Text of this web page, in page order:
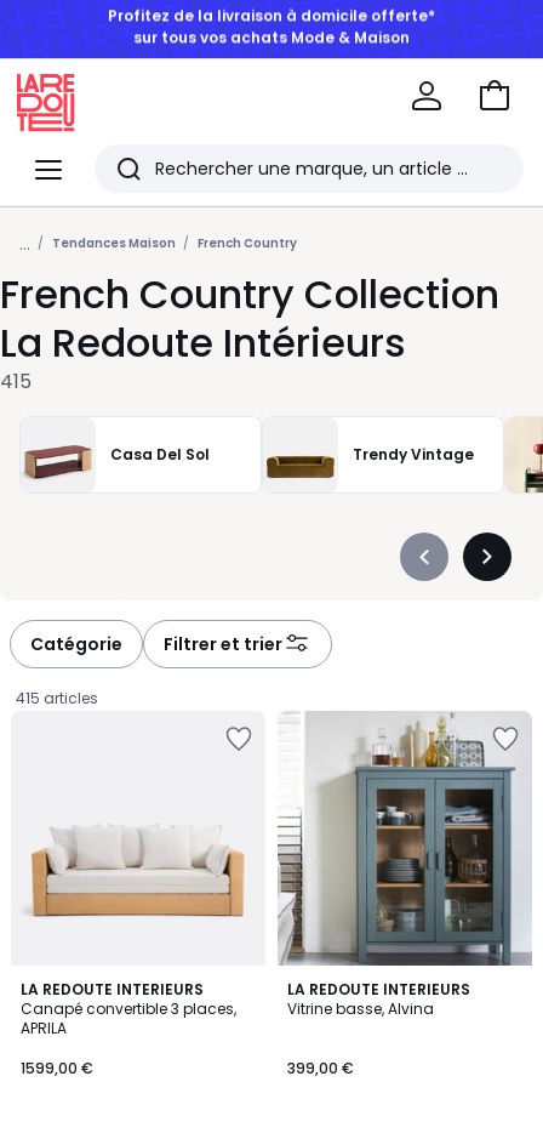
BONS PLANS | Jusqu'à -50% dès 2 articles*
Menu
Redoute
Rechercher
Les
derniers
articles
consultés
Aller
... Tendances Maison French Country
French Country Collection
La Redoute Intérieurs
415
Casa Del Sol Trendy Vintage
Précédent
Catégorie Filtrer et trier
415 articles
LA REDOUTE INTERIEURS
Canapé convertible 3 places,
APRILA
€.
1599,00 €
LA REDOUTE INTERIEURS
Vitrine basse, Alvina
399,00 €
4,5
/ 5